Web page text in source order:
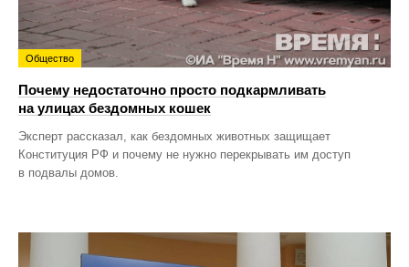
Общество
Почему недостаточно просто подкармливать
на улицах бездомных кошек
Эксперт рассказал, как бездомных животных защищает
Конституция РФ и почему не нужно перекрывать им доступ
в подвалы домов.